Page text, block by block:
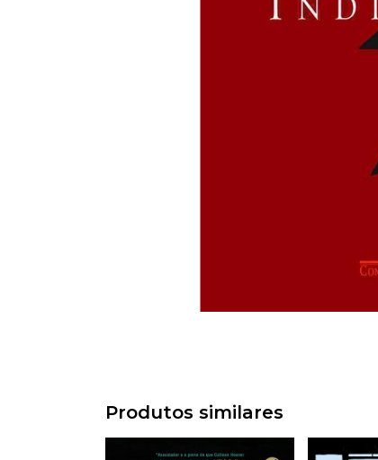
Produtos similares